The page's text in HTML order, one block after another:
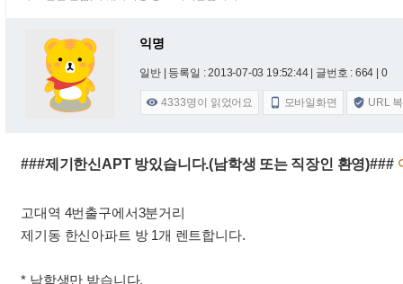
익명
일반 | 등록일 : 2013-07-03 19:52:44 | 글번호 : 664 | 0
 4333명이 읽었어요  모바일화면  URL
###제기한신APT 방있습니다.(남학생 또는 직장인 환영)###
고대역 4번출구에서3분거리
제기동 한신아파트 방 1개 렌트합니다.
* 남학생만 받습니다.